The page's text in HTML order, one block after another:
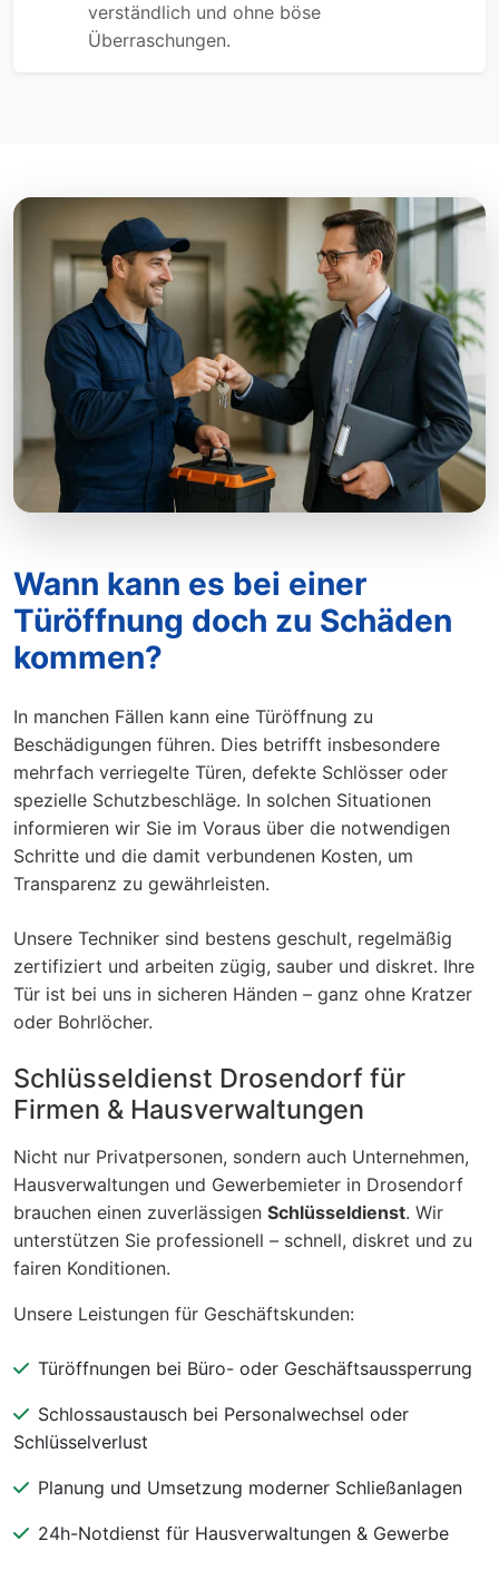
verständlich und ohne böse
Überraschungen.
Wann kann es bei einer
Türöffnung doch zu Schäden
kommen?
In manchen Fällen kann eine Türöffnung zu
Beschädigungen führen. Dies betrifft insbesondere
mehrfach verriegelte Türen, defekte Schlösser oder
spezielle Schutzbeschläge. In solchen Situationen
informieren wir Sie im Voraus über die notwendigen
Schritte und die damit verbundenen Kosten, um
Transparenz zu gewährleisten.
Unsere Techniker sind bestens geschult, regelmäßig
zertifiziert und arbeiten zügig, sauber und diskret. Ihre
Tür ist bei uns in sicheren Händen – ganz ohne Kratzer
oder Bohrlöcher.
Schlüsseldienst Drosendorf für
Firmen & Hausverwaltungen
Nicht nur Privatpersonen, sondern auch Unternehmen,
Hausverwaltungen und Gewerbemieter in Drosendorf
brauchen einen zuverlässigen Schlüsseldienst. Wir
unterstützen Sie professionell – schnell, diskret und zu
fairen Konditionen.
Unsere Leistungen für Geschäftskunden:
Türöffnungen bei Büro- oder Geschäftsaussperrung
Schlossaustausch bei Personalwechsel oder
Schlüsselverlust
Planung und Umsetzung moderner Schließanlagen
24h-Notdienst für Hausverwaltungen & Gewerbe